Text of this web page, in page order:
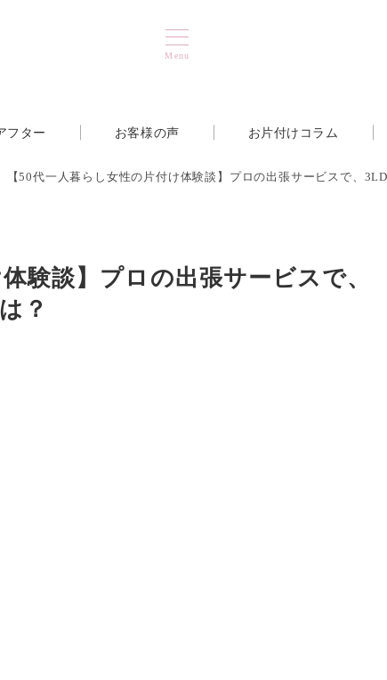
Menu
フター お客様の声 お片付けコラム
【50代一人暮らし女性の片付け体験談】プロの出張サービスで、
験談】プロの出張サービスで、
？